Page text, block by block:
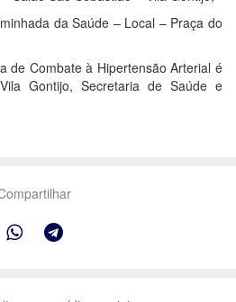
da Saúde – Local – Praça do
de Combate à Hipertensão Arterial é
Gontijo, Secretaria de Saúde e